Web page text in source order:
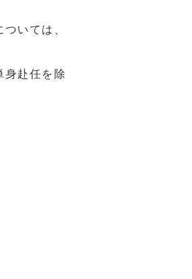
いては、
赴任を除